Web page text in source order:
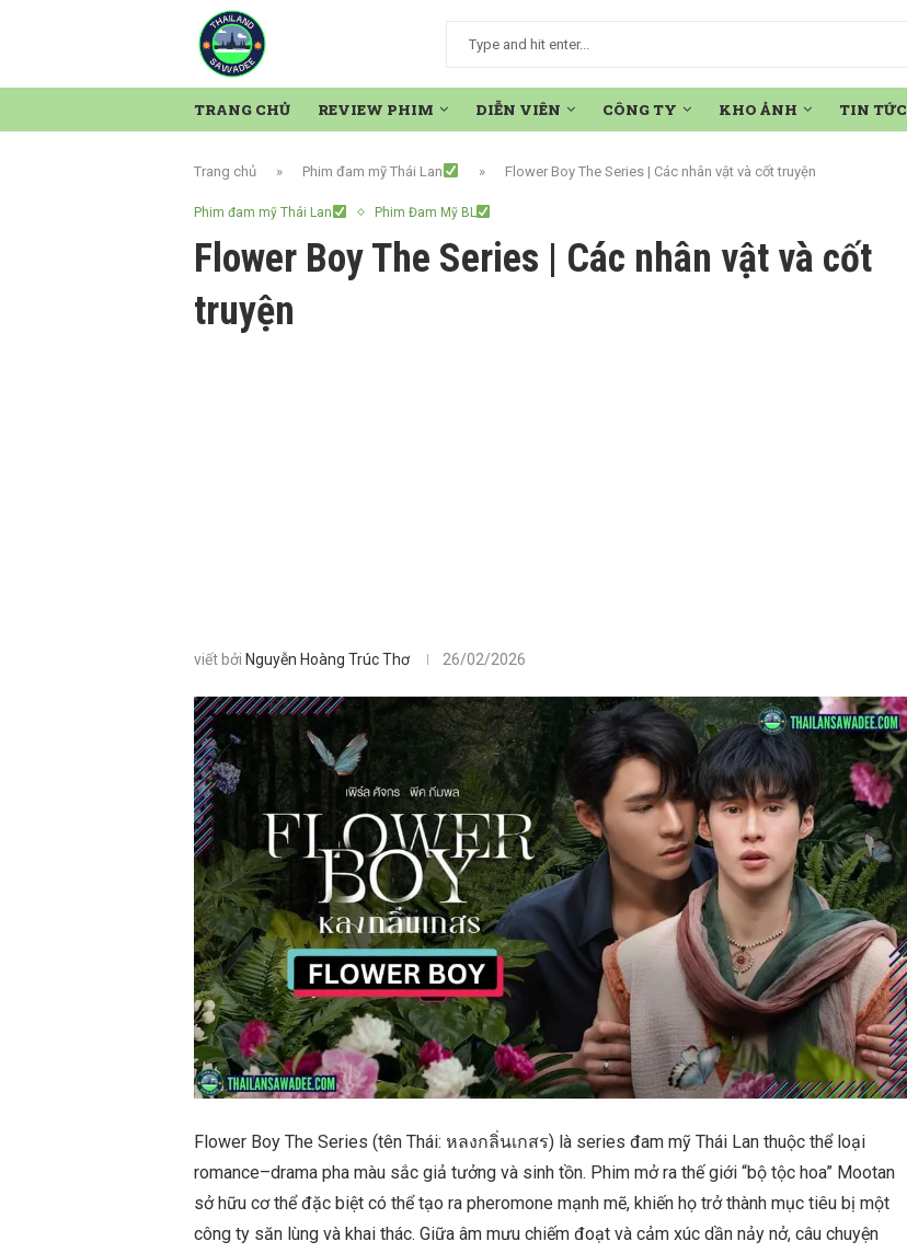
TRANG CHỦ REVIEW PHIM DIỄN VIÊN CÔNG TY KHO ẢNH TIN TỨC
Trang chủ » Phim đam mỹ Thái Lan » Flower Boy The Series | Các nhân vật và cốt truyện
Phim đam mỹ Thái Lan Phim Đam Mỹ BL
Flower Boy The Series | Các nhân vật và cốt
truyện
viết bởi Nguyễn Hoàng Trúc Thơ 26/02/2026
Flower Boy The Series (tên Thái: หลงกลิ่นเกสร) là series đam mỹ Thái Lan thuộc thể loại
romance–drama pha màu sắc giả tưởng và sinh tồn. Phim mở ra thế giới “bộ tộc hoa” Mootan
sở hữu cơ thể đặc biệt có thể tạo ra pheromone mạnh mẽ, khiến họ trở thành mục tiêu bị một
công ty săn lùng và khai thác. Giữa âm mưu chiếm đoạt và cảm xúc dần nảy nở, câu chuyện